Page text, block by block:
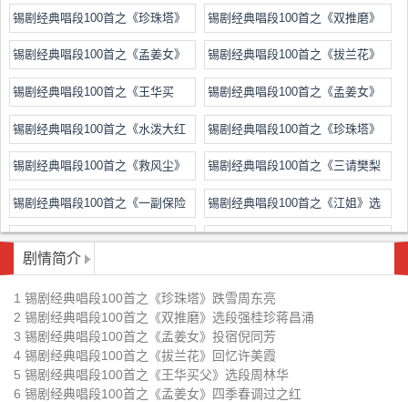
锡剧经典唱段100首之《珍珠塔》
跌雪周东亮
锡剧经典唱段100首之《双推磨》
选段强桂珍蒋昌涌
锡剧经典唱段100首之《孟姜女》
投宿倪同芳
锡剧经典唱段100首之《拔兰花》
回忆许美霞
锡剧经典唱段100首之《王华买
父》选段周林华
锡剧经典唱段100首之《孟姜女》
四季春调过之红
锡剧经典唱段100首之《水泼大红
袍》选段汤达
锡剧经典唱段100首之《珍珠塔》
选段倪艺玲
锡剧经典唱段100首之《救风尘》
选段孟芙蓉
锡剧经典唱段100首之《三请樊梨
花》选段袁菊芬
锡剧经典唱段100首之《一副保险
带》选段万建焕
锡剧经典唱段100首之《江姐》选
段黄静慧
锡剧经典唱段100首之《红楼夜
审》选段许志良
锡剧经典唱段100首之《沙家浜》
锡剧经典唱段100首之《双推磨》
选段徐惠
锡剧经典唱段100首之《双珠凤》
选段沈惠兰
锡剧经典唱段100首之《牡丹亭》
选段孙薇
锡剧经典唱段100首之《梁祝》小
九妹陈云霞
锡剧经典唱段100首之《珍珠塔》
关皇庙钱伟
锡剧经典唱段100首之《小刀会》
选段高惠法
锡剧经典唱段100首之《琵琶记》
锡剧经典唱段100首之《珍珠塔》
剧情简介
1 锡剧经典唱段100首之《珍珠塔》跌雪周东亮
2 锡剧经典唱段100首之《双推磨》选段强桂珍蒋昌涌
3 锡剧经典唱段100首之《孟姜女》投宿倪同芳
4 锡剧经典唱段100首之《拔兰花》回忆许美霞
5 锡剧经典唱段100首之《王华买父》选段周林华
6 锡剧经典唱段100首之《孟姜女》四季春调过之红